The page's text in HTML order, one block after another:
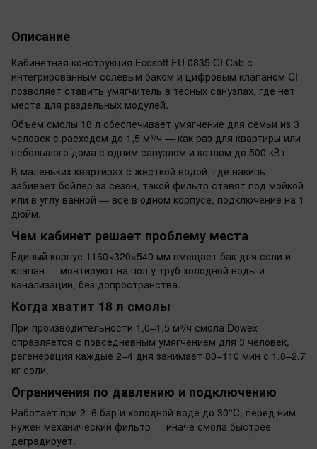
Описание
Кабинетная конструкция Ecosoft FU 0835 CI Cab с
интегрированным солевым баком и цифровым клапаном CI
позволяет ставить умягчитель в тесных санузлах, где нет
места для раздельных модулей.
Объем смолы 18 л обеспечивает умягчение для семьи из 3
человек с расходом до 1,5 м³/ч — как раз для квартиры или
небольшого дома с одним санузлом и котлом до 500 кВт.
В маленьких квартирах с жесткой водой, где накипь
забивает бойлер за сезон, такой фильтр ставят под мойкой
или в углу ванной — все в одном корпусе, подключение на 1
дюйм.
Чем кабинет решает проблему места
Единый корпус 1160×320×540 мм вмещает бак для соли и
клапан — монтируют на пол у труб холодной воды и
канализации, без допространства.
Когда хватит 18 л смолы
При производительности 1,0–1,5 м³/ч смола Dowex
справляется с повседневным умягчением для 3 человек,
регенерация каждые 2–4 дня занимает 80–110 мин с 1,8–2,7
кг соли.
Ограничения по давлению и подключению
Работает при 2–6 бар и холодной воде до 30°C, перед ним
нужен механический фильтр — иначе смола быстрее
деградирует.